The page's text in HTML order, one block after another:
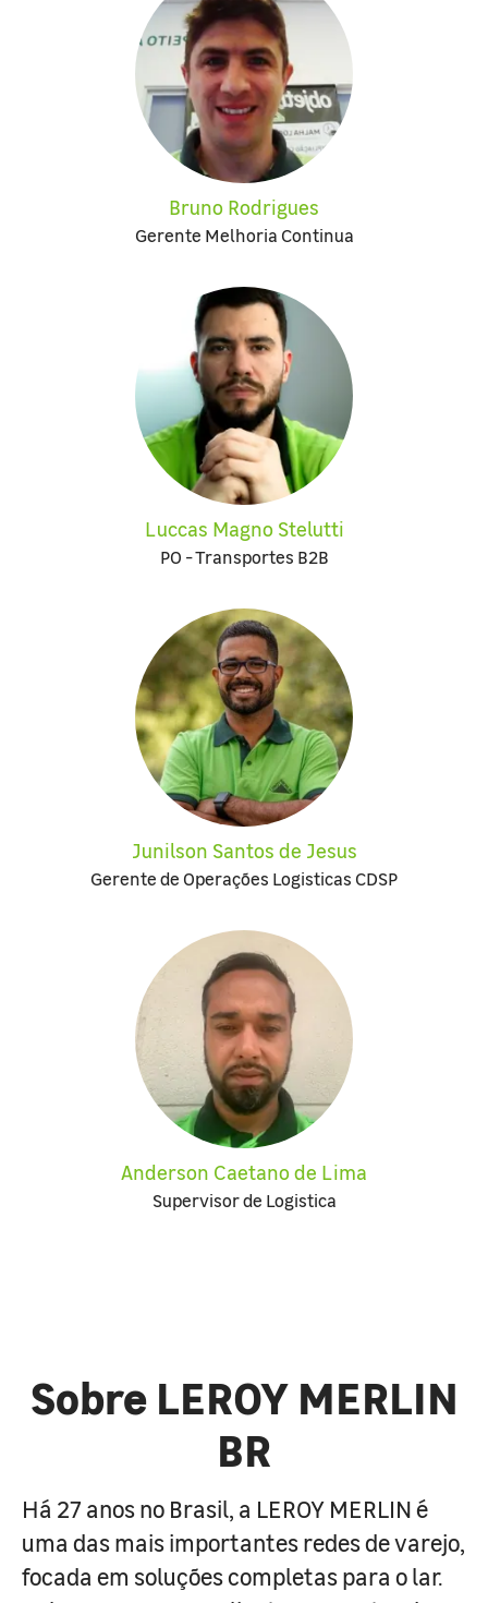
Bruno Rodrigues
Gerente Melhoria Continua
Luccas Magno Stelutti
PO - Transportes B2B
Junilson Santos de Jesus
Gerente de Operações Logisticas CDSP
Anderson Caetano de Lima
Supervisor de Logistica
Sobre LEROY MERLIN
BR
Há 27 anos no Brasil, a LEROY MERLIN é
uma das mais importantes redes de varejo,
focada em soluções completas para o lar.